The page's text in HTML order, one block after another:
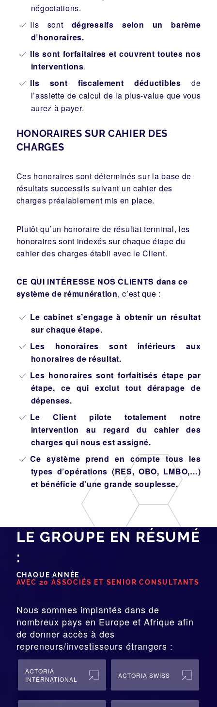
négociations.
Ils sont dégressifs selon un barème
d’honoraires.
Ils sont forfaitaires et couvrent toutes nos
interventions.
Ils sont fiscalement déductibles de
l’assiette de calcul de la plus-value que vous
aurez à payer.
HONORAIRES SUR CAHIER DES
CHARGES
Ces honoraires sont déterminés sur la base de
résultats successifs suivant un cahier des
charges préalablement mis en place.
Plutôt qu’un honoraire de résultat terminal, les
honoraires sont indexés sur chaque étape du
cahier des charges établi avec le Client.
CE QUI INTÉRESSE NOS CLIENTS dans ce
système de rémunération, c’est que :
Le cabinet s’engage à obtenir un résultat
sur chaque étape.
Les honoraires sont inférieurs aux
honoraires de résultat.
Les honoraires sont forfaitisés étape par
étape, ce qui exclut tout dérapage de
dépenses.
Le Client pilote totalement notre
intervention au regard du cahier des
charges qui nous est assigné.
Ce système prend en compte tous les
types d’opérations (RES, OBO, LMBO,…)
et bénéficie d’une grande souplesse.
LE GROUPE EN RÉSUMÉ
:
CHAQUE ANNÉE
AVEC 20 ASSOCIÉS ET SENIOR CONSULTANTS
Nous sommes implantés dans de
nombreux pays en Europe et Afrique afin
de donner accès à des
repreneurs/investisseurs étrangers :
ACTORIA
INTERNATIONAL
ACTORIA SWISS